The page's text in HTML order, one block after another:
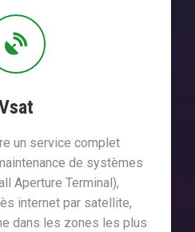
un service complet
de systèmes
Aperture Terminal),
internet par satellite,
dans les zones les plus